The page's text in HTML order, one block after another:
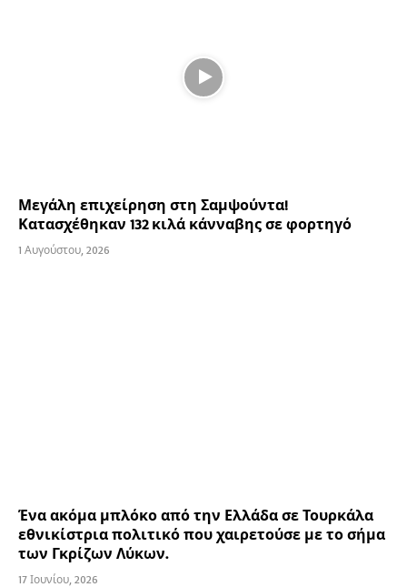
Μεγάλη επιχείρηση στη Σαμψούντα!
Κατασχέθηκαν 132 κιλά κάνναβης σε φορτηγό
1 Αυγούστου, 2026
Ένα ακόμα μπλόκο από την Ελλάδα σε Τουρκάλα
εθνικίστρια πολιτικό που χαιρετούσε με το σήμα
των Γκρίζων Λύκων.
17 Ιουνίου, 2026